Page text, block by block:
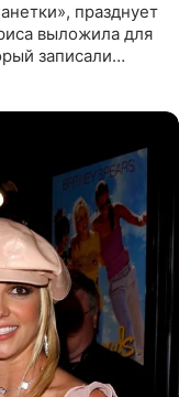
празднует
выложила для
записали